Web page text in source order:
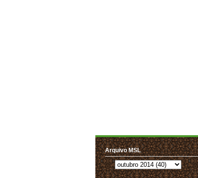
Arquivo MSL